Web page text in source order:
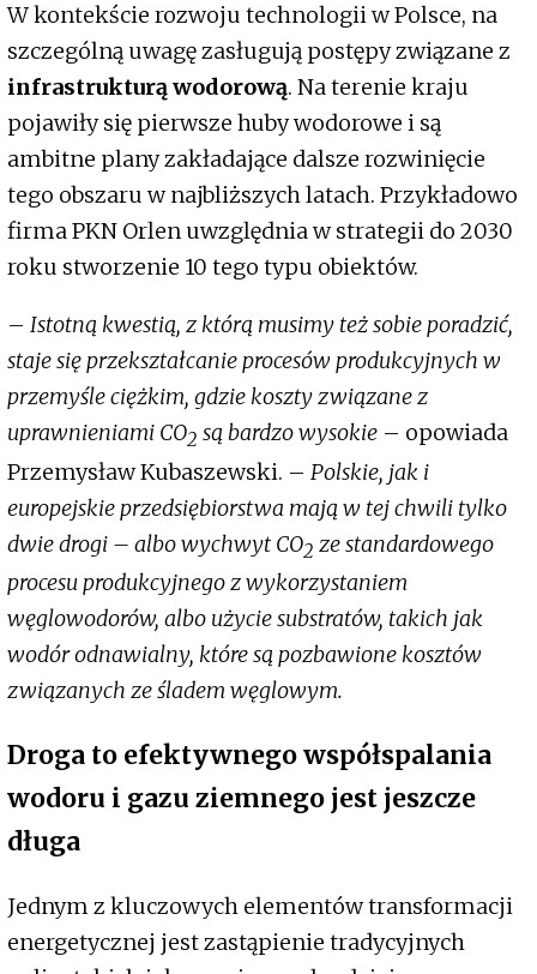
W kontekście rozwoju technologii w Polsce, na
szczególną uwagę zasługują postępy związane z
infrastrukturą wodorową. Na terenie kraju
pojawiły się pierwsze huby wodorowe i są
ambitne plany zakładające dalsze rozwinięcie
tego obszaru w najbliższych latach. Przykładowo
firma PKN Orlen uwzględnia w strategii do 2030
roku stworzenie 10 tego typu obiektów.
– Istotną kwestią, z którą musimy też sobie poradzić,
staje się przekształcanie procesów produkcyjnych w
przemyśle ciężkim, gdzie koszty związane z
uprawnieniami CO2 są bardzo wysokie – opowiada
Przemysław Kubaszewski. – Polskie, jak i
europejskie przedsiębiorstwa mają w tej chwili tylko
dwie drogi – albo wychwyt CO2 ze standardowego
procesu produkcyjnego z wykorzystaniem
węglowodorów, albo użycie substratów, takich jak
wodór odnawialny, które są pozbawione kosztów
związanych ze śladem węglowym.
Droga to efektywnego współspalania
wodoru i gazu ziemnego jest jeszcze
długa
Jednym z kluczowych elementów transformacji
energetycznej jest zastąpienie tradycyjnych